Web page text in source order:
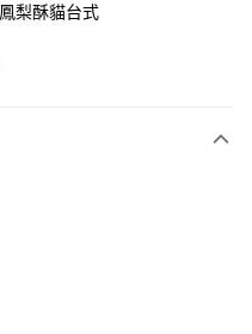
費
費
梨酥貓台式